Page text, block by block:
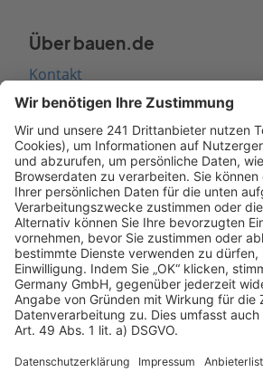
Über bauen.de
Kontakt
Seitenaufbau
Barrierefreiheit
Cookie Einstellungen
Rechtliches
AGB-Übersicht
Datenschutz
Impressum